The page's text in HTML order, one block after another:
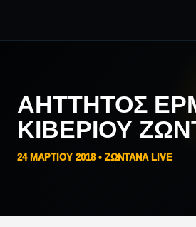
ΑΗΤΤΗΤΟΣ
ΚΙΒΕΡΙΟΥ
24 ΜΑΡΤΊΟΥ 2018 • ΖΩΝΤΑΝΑ LIVE